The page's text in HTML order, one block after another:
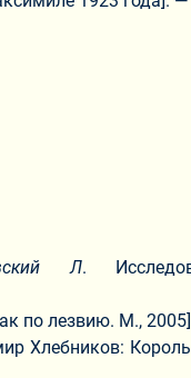
Л.
по лезвию. М.,
Хлебников: